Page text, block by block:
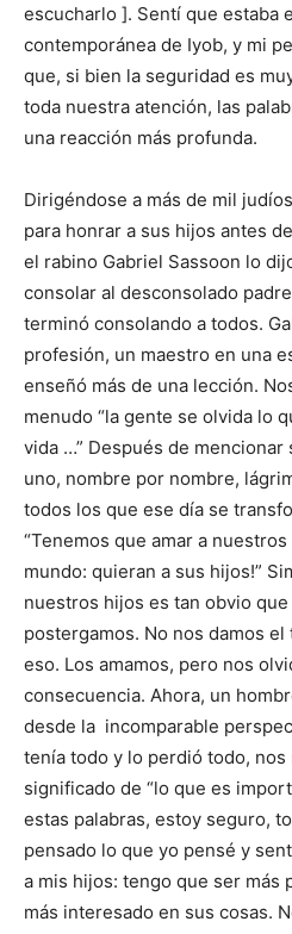
escucharlo ]. Sentí que estaba
contemporánea de Iyob, y mi
que, si bien la seguridad es
toda nuestra atención, las
una reacción más profunda.
Dirigéndose a más de mil
para honrar a sus hijos antes
el rabino Gabriel Sassoon lo
consolar al desconsolado
terminó consolando a todos.
profesión, un maestro en una
enseñó más de una lección.
menudo “la gente se olvida lo
vida …” Después de
uno, nombre por nombre,
todos los que ese día se
“Tenemos que amar a
mundo: quieran a sus hijos!”
nuestros hijos es tan obvio
postergamos. No nos damos
eso. Los amamos, pero nos
consecuencia. Ahora, un
desde la incomparable
tenía todo y lo perdió todo,
significado de “lo que es
estas palabras, estoy seguro,
pensado lo que yo pensé y
a mis hijos: tengo que ser más
más interesado en sus cosas.